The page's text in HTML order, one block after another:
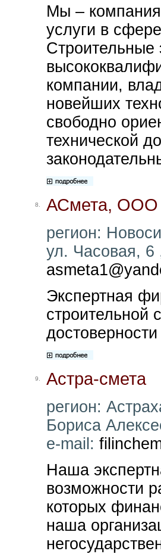
Мы –
услуги в
Строительные
компании,
новейших
свободно
технической
8. АСмета, ООО
регион:
ул. Часовая, 6
Экспертная
строительной
9. Астра-смета
регион:
Бориса
e-mail:
Наша
возможности
которых
наша